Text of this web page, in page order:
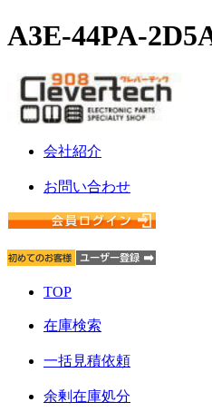
A3E-44PA-
会社紹介
お問い合わせ
TOP
在庫検索
一括見積依頼
余剰在庫処分